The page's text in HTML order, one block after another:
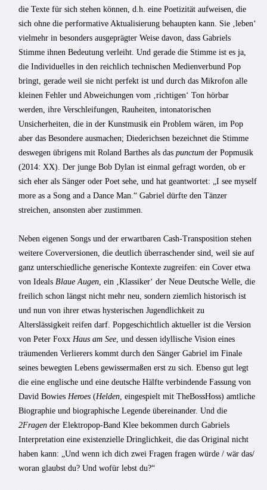
die Texte für sich stehen können, d.h. eine Poetizität aufweisen, die
sich ohne die performative Aktualisierung behaupten kann. Sie ‚leben‘
vielmehr in besonders ausgeprägter Weise davon, dass Gabriels
Stimme ihnen Bedeutung verleiht. Und gerade die Stimme ist es ja,
die Individuelles in den reichlich technischen Medienverbund Pop
bringt, gerade weil sie nicht perfekt ist und durch das Mikrofon alle
kleinen Fehler und Abweichungen vom ‚richtigen‘ Ton hörbar
werden, ihre Verschleifungen, Rauheiten, intonatorischen
Unsicherheiten, die in der Kunstmusik ein Problem wären, im Pop
aber das Besondere ausmachen; Diederichsen bezeichnet die Stimme
deswegen übrigens mit Roland Barthes als das punctum der Popmusik
(2014: XX). Der junge Bob Dylan ist einmal gefragt worden, ob er
sich eher als Sänger oder Poet sehe, und hat geantwortet: „I see myself
more as a Song and a Dance Man.“ Gabriel dürfte den Tänzer
streichen, ansonsten aber zustimmen.
Neben eigenen Songs und der erwartbaren Cash-Transposition stehen
weitere Coverversionen, die deutlich überraschender sind, weil sie auf
ganz unterschiedliche generische Kontexte zugreifen: ein Cover etwa
von Ideals Blaue Augen , ein ‚Klassiker‘ der Neue Deutsche Welle, die
freilich schon längst nicht mehr neu, sondern ziemlich historisch ist
und nun von ihrer etwas hysterischen Jugendlichkeit zu
Alterslässigkeit reifen darf. Popgeschichtlich aktueller ist die Version
von Peter Foxx Haus am See , und dessen idyllische Vision eines
träumenden Verlierers kommt durch den Sänger Gabriel im Finale
seines bewegten Lebens gewissermaßen erst zu sich. Ebenso gut legt
die eine englische und eine deutsche Hälfte verbindende Fassung von
David Bowies Heroes (Helden , eingespielt mit TheBossHoss) amtliche
Biographie und biographische Legende übereinander. Und die
2Fragen der Elektropop-Band Klee bekommen durch Gabriels
Interpretation eine existenzielle Dringlichkeit, die das Original nicht
haben kann: „Und wenn ich dich zwei Fragen fragen würde / wär das/
woran glaubst du? Und wofür lebst du?“